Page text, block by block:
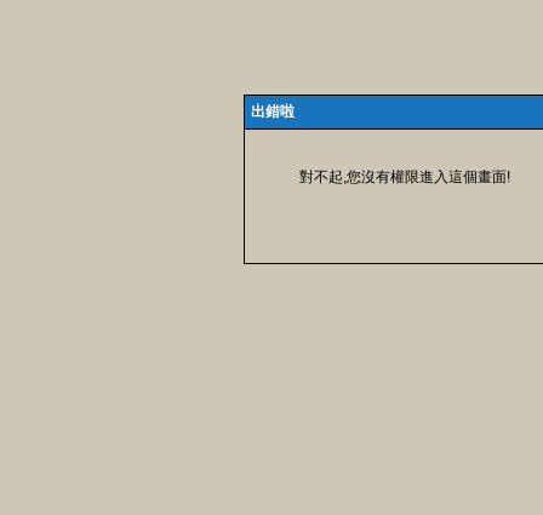
出錯啦
對不起,您沒有權限進入這個畫面!